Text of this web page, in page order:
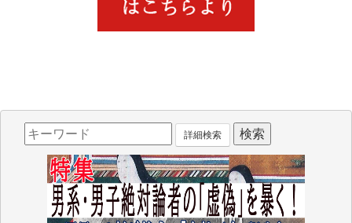
詳細検索